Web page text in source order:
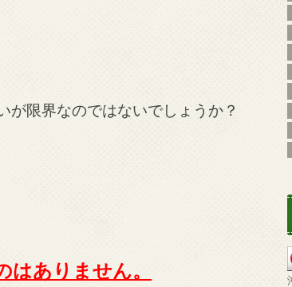
が限界なのではないでしょうか？
ありません。